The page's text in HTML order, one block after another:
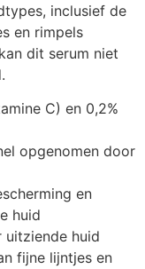
inclusief de
en rimpels
dit serum niet
C) en 0,2%
opgenomen door
en
huid
uitziende huid
fijne lijntjes en